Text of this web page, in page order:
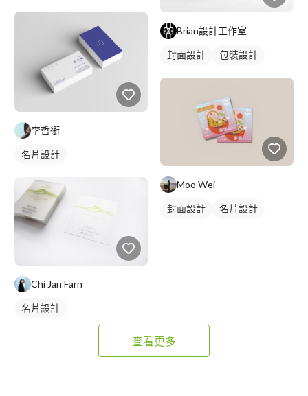
李哲銜
名片設計
Chi Jan Farn
名片設計
Brian設計工作室
封面設計 包裝設計
Moo Wei
封面設計 名片設計
查看更多